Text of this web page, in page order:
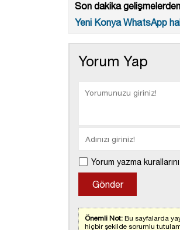
Son dakika
Yeni Konya WhatsApp
Yorum Yap
Yorum yazma
Önemli Not: Bu sayfalarda
hiçbir şekilde sorumlu